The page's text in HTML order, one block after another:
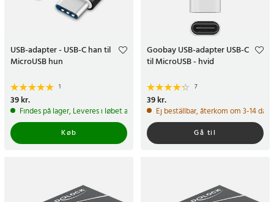
USB-adapter - USB-C han til
MicroUSB hun
1
Pris:39 kr.
39 kr.
Findes på lager, Leveres i løbet af 1-2 hverdage
Køb
Goobay USB-adapter USB-C
til MicroUSB - hvid
7
Pris:39 kr.
39 kr.
Ej beställbar, återkom om 3-14
Gå til